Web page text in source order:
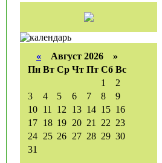
« Август 2026 »
Пн Вт Ср Чт Пт Сб Вс
1
2
3
4 5 6 7 8
9
10 11 12 13 14 15 16
17 18 19 20 21 22 23
24 25 26 27 28 29 30
31